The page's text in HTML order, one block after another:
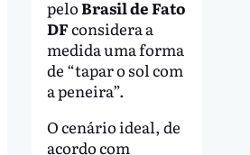
peloBrasil de Fato
DFconsidera a
medida uma forma
de “tapar o sol com
a peneira”.
O cenário ideal, de
acordo com